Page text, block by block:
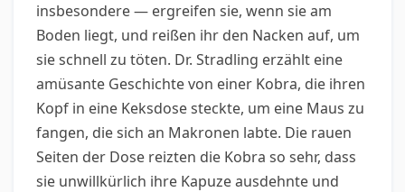
insbesondere — ergreifen sie, wenn sie am
Boden liegt, und reißen ihr den Nacken auf, um
sie schnell zu töten. Dr. Stradling erzählt eine
amüsante Geschichte von einer Kobra, die ihren
Kopf in eine Keksdose steckte, um eine Maus zu
fangen, die sich an Makronen labte. Die rauen
Seiten der Dose reizten die Kobra so sehr, dass
sie unwillkürlich ihre Kapuze ausdehnte und